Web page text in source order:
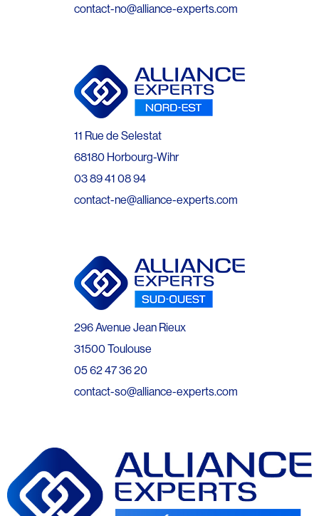
contact-no@alliance-experts.com
11 Rue de Selestat
68180 Horbourg-Wihr
03 89 41 08 94
contact-ne@alliance-experts.com
296 Avenue Jean Rieux
31500 Toulouse
05 62 47 36 20
contact-so@alliance-experts.com